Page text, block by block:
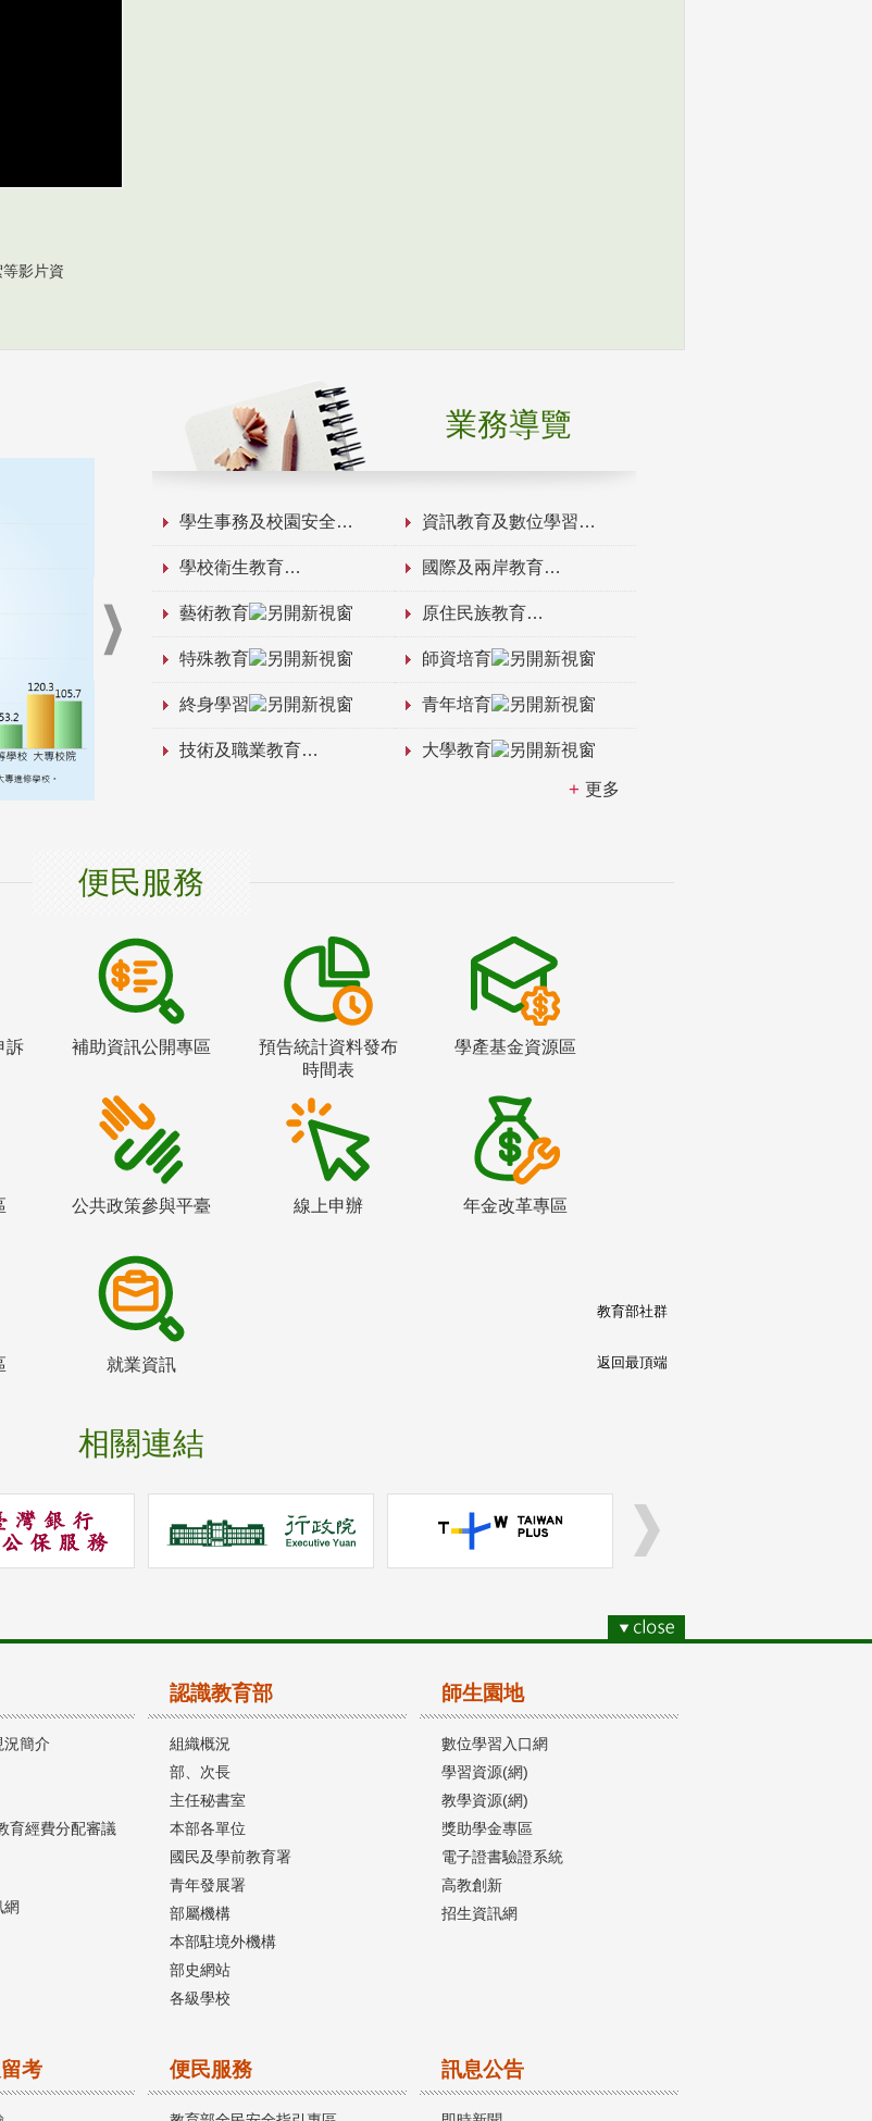
影片資
業務導覽
學生事務及校園安全 資訊教育及數位學習
學校衛生教育 國際及兩岸教育
藝術教育 原住民族教育
特殊教育 師資培育
終身學習 青年培育
技術及職業教育 大學教育
更多
便民服務
訴 補助資訊公開專區
預告統計資料發布
時間表
學產基金資源區
公共政策參與平臺 線上申辦 年金改革專區
就業資訊
相關連結
教育部社群
返回最頂端
況簡介
育經費分配審議
網
認識教育部
組織概況
部、次長
主任秘書室
本部各單位
國民及學前教育署
青年發展署
部屬機構
本部駐境外機構
部史網站
各級學校
師生園地
數位學習入口網
學習資源(網)
教學資源(網)
獎助學金專區
電子證書驗證系統
高教創新
招生資訊網
考 便民服務 訊息公告